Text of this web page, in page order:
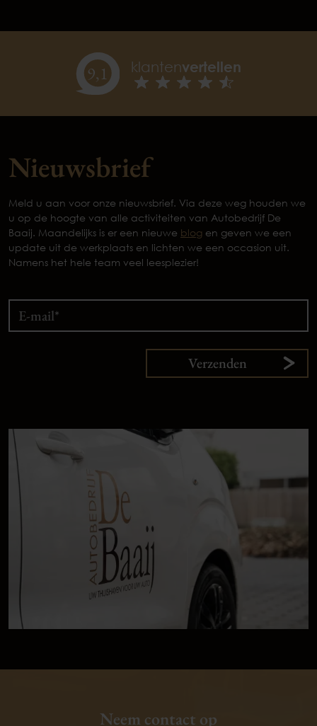
9,1 klantenvertellen
Nieuwsbrief
Meld u aan voor onze nieuwsbrief. Via deze weg houden we
u op de hoogte van alle activiteiten van Autobedrijf De
Baaij. Maandelijks is er een nieuwe blog en geven we een
update uit de werkplaats en lichten we een occasion uit.
Namens het hele team veel leesplezier!
Verzenden
Neem contact op